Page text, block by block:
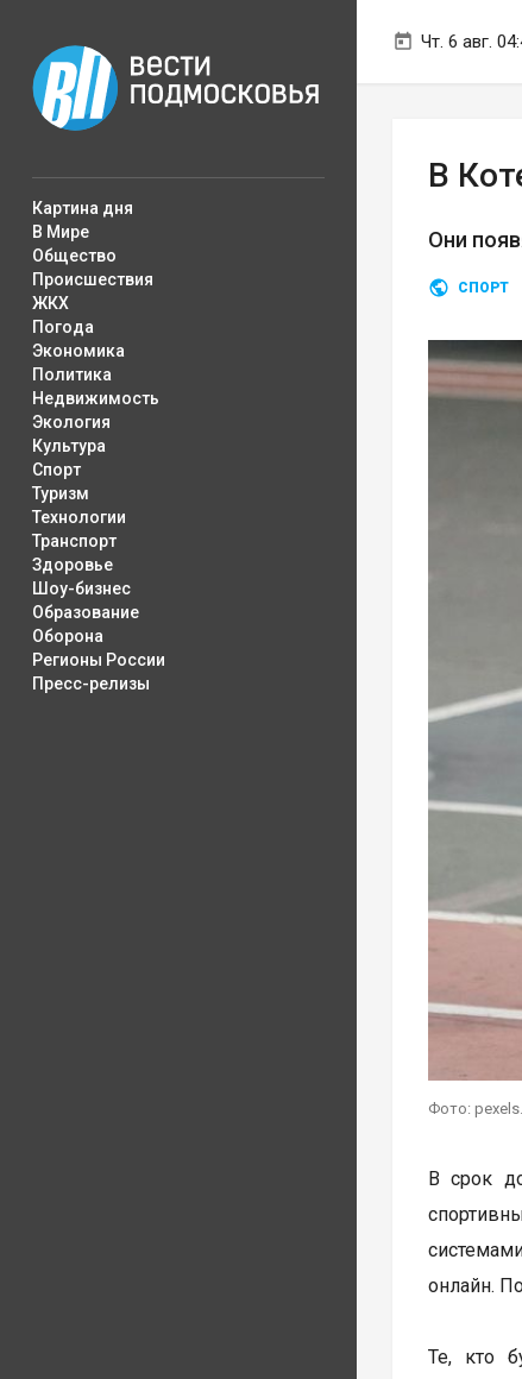
Чт. 6 авг.
Картина дня
В Мире
Общество
Происшествия
ЖКХ
Погода
Экономика
Политика
Недвижимость
Экология
Культура
Спорт
Туризм
Технологии
Транспорт
Здоровье
Шоу-бизнес
Образование
Оборона
Регионы России
Пресс-релизы
В
Они
СПОРТ
Фото:
В срок
онлайн.
Те, кто